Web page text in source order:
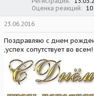
л
а
Оценка реакций
23.06.2016
Поздравляю с днем
,успех сопутствует во всем!